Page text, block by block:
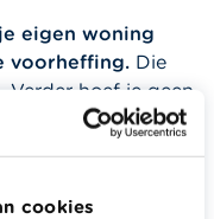
cookies
eigen woning
voorheffing. Die
Verder hoef je geen
betalen. Het
is immers